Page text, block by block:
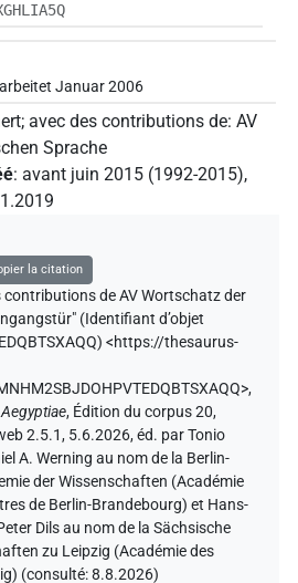
Januar 2006
; avec des contributions de: AV
Sprache
: avant juin 2015 (1992-2015),
la citation
contributions deAV Wortschatz der
(Identifiant d’objet
) <https://thesaurus-
,
, Édition du corpus 20,
2.5.1, 5.6.2026, éd. par Tonio
A. Werning au nom de la Berlin-
der Wissenschaften (Académie
de Berlin-Brandebourg) et Hans-
Dils au nom de la Sächsische
zu Leipzig (Académie des
(consulté:8.8.2026)